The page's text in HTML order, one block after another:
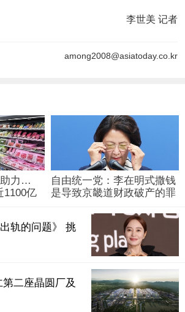
李世美 记者
among2008@asiatoday.co.kr
助力…
1100亿
自由统一党：李在明式撒钱
是导致京畿道财政破产的罪
轨的问题》 挑
二座晶圆厂及